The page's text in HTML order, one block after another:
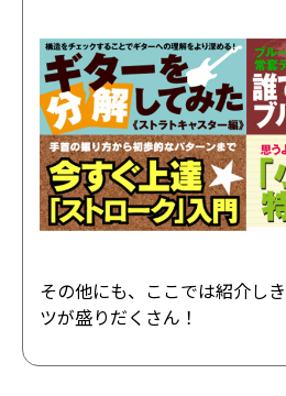
その他にも、ここでは紹介し
ツが盛りだくさん！